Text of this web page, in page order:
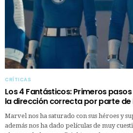
CRÍTICAS
Los 4 Fantásticos: Primeros
la dirección correcta por parte de
Marvel nos ha saturado con sus héroes y
además nos ha dado películas de muy